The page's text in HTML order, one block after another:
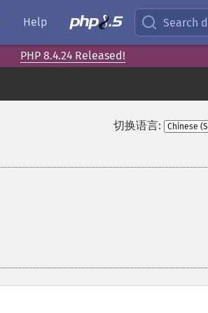
Help Search
PHP 8.4.24 Released!
切换语言: